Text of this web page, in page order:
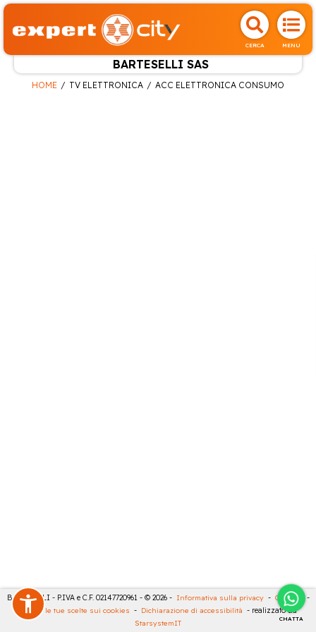
CERCA MENU
BARTESELLI SAS
CHATTA
HOME TV ELETTRONICA ACC ELETTRONICA CONSUMO
BARTESELLI - P.IVA e C.F. 02147720961 - © 2026 - Informativa sulla privacy - Cookies
-
Rivedi le tue scelte sui cookies - Dichiarazione di accessibilità - realizzato da
StarsystemIT